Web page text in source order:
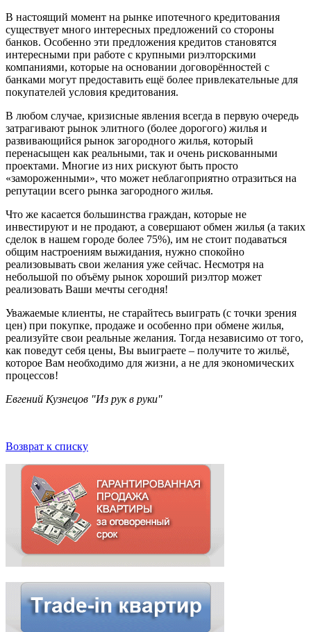
В настоящий момент на рынке ипотечного кредитования
существует много интересных предложений со стороны
банков. Особенно эти предложения кредитов становятся
интересными при работе с крупными риэлторскими
компаниями, которые на основании договорённостей с
банками могут предоставить ещё более привлекательные для
покупателей условия кредитования.
В любом случае, кризисные явления всегда в первую очередь
затрагивают рынок элитного (более дорогого) жилья и
развивающийся рынок загородного жилья, который
перенасыщен как реальными, так и очень рискованными
проектами. Многие из них рискуют быть просто
«замороженными», что может неблагоприятно отразиться на
репутации всего рынка загородного жилья.
Что же касается большинства граждан, которые не
инвестируют и не продают, а совершают обмен жилья (а таких
сделок в нашем городе более 75%), им не стоит подаваться
общим настроениям выжидания, нужно спокойно
реализовывать свои желания уже сейчас. Несмотря на
небольшой по объёму рынок хороший риэлтор может
реализовать Ваши мечты сегодня!
Уважаемые клиенты, не старайтесь выиграть (с точки зрения
цен) при покупке, продаже и особенно при обмене жилья,
реализуйте свои реальные желания. Тогда независимо от того,
как поведут себя цены, Вы выиграете – получите то жильё,
которое Вам необходимо для жизни, а не для экономических
процессов!
Евгений Кузнецов "Из рук в руки"
Возврат к списку